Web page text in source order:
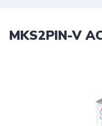
MKS2PIN-V